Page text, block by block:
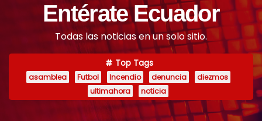
Entérate Ecuador
Todas las noticias en un solo sitio.
Top Tags
asamblea Futbol Incendio denuncia
diezmos
ultimahora
noticia